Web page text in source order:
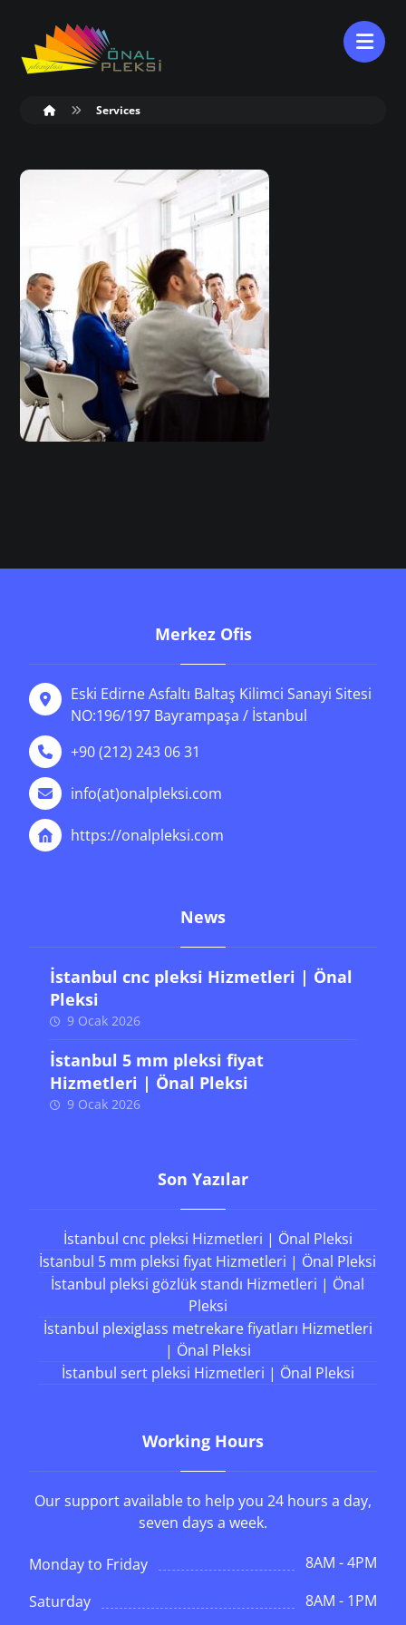
Services
Merkez Ofis
Eski Edirne Asfaltı Baltaş Kilimci Sanayi Sitesi
NO:196/197 Bayrampaşa / İstanbul
+90 (212) 243 06 31
info(at)onalpleksi.com
https://onalpleksi.com
News
İstanbul cnc pleksi Hizmetleri | Önal
Pleksi
9 Ocak 2026
İstanbul 5 mm pleksi fiyat
Hizmetleri | Önal Pleksi
9 Ocak 2026
Son Yazılar
İstanbul cnc pleksi Hizmetleri | Önal Pleksi
İstanbul 5 mm pleksi fiyat Hizmetleri | Önal Pleksi
İstanbul pleksi gözlük standı Hizmetleri | Önal
Pleksi
İstanbul plexiglass metrekare fiyatları Hizmetleri
| Önal Pleksi
İstanbul sert pleksi Hizmetleri | Önal Pleksi
Working Hours
Our support available to help you 24 hours a day,
seven days a week.
Monday to Friday
8AM - 4PM
Saturday
8AM - 1PM